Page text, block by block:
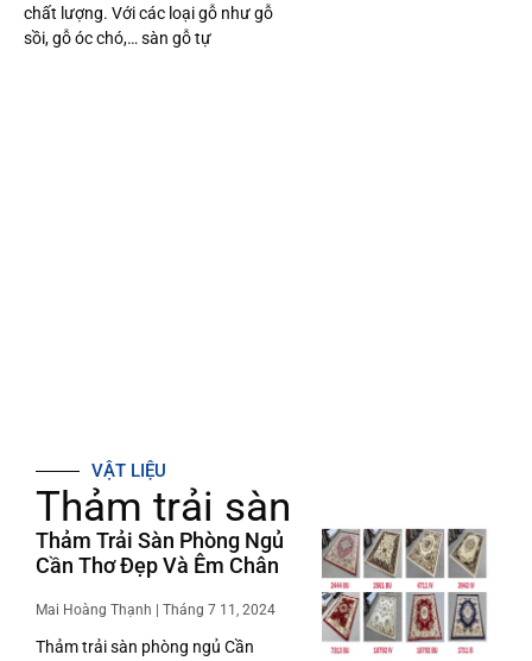
chất lượng. Với các loại gỗ như gỗ
sồi, gỗ óc chó,… sàn gỗ tự
VẬT LIỆU
Thảm trải sàn
Thảm Trải Sàn Phòng Ngủ
Cần Thơ Đẹp Và Êm Chân
Mai Hoàng Thạnh Tháng 7 11, 2024
Thảm trải sàn phòng ngủ Cần